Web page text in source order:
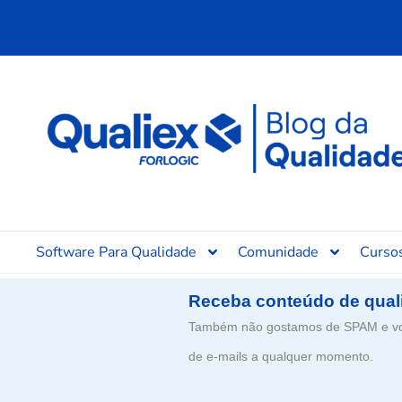
Software Para Qualidade Comunidade
Receba conteúdo de
Também não gostamos de SPAM e
de e-mails a qualquer momento.